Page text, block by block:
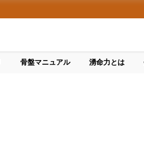
骨盤マニュアル 湧命力とは